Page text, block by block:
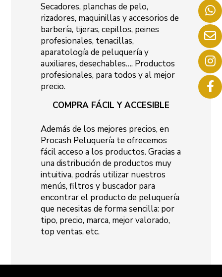
Secadores, planchas de pelo,
rizadores, maquinillas y accesorios de
barbería, tijeras, cepillos, peines
profesionales, tenacillas,
aparatología de peluquería y
auxiliares, desechables…. Productos
profesionales, para todos y al mejor
precio.
COMPRA FÁCIL Y ACCESIBLE
Además de los mejores precios, en
Procash Peluquería te ofrecemos
fácil acceso a los productos. Gracias a
una distribución de productos muy
intuitiva, podrás utilizar nuestros
menús, filtros y buscador para
encontrar el producto de peluquería
que necesitas de forma sencilla: por
tipo, precio, marca, mejor valorado,
top ventas, etc.